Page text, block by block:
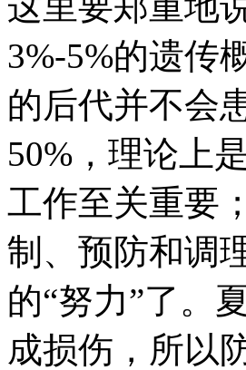
3%-5%的遗传
的后代并不会
50%，理论上
工作至关重要
制、预防和调
的“努力”了。
成损伤，所以